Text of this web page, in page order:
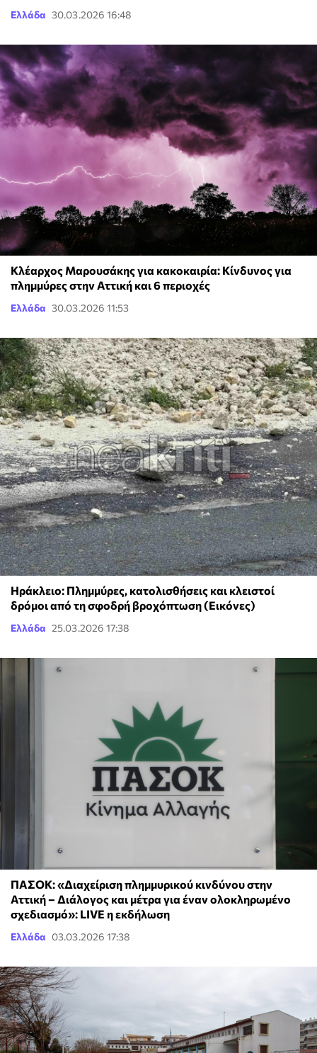
Ελλάδα 30.03.2026 16:48
Κλέαρχος Μαρουσάκης για κακοκαιρία: Κίνδυνος για
πλημμύρες στην Αττική και 6 περιοχές
Ελλάδα 30.03.2026 11:53
Ηράκλειο: Πλημμύρες, κατολισθήσεις και κλειστοί
δρόμοι από τη σφοδρή βροχόπτωση (Εικόνες)
Ελλάδα 25.03.2026 17:38
ΠΑΣΟΚ: «Διαχείριση πλημμυρικού κινδύνου στην
Αττική – Διάλογος και μέτρα για έναν ολοκληρωμένο
σχεδιασμό»: LIVE η εκδήλωση
Ελλάδα 03.03.2026 17:38